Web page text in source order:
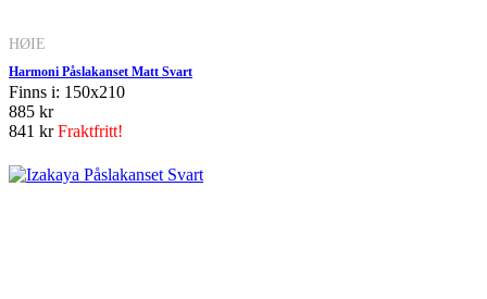
HØIE
Harmoni Påslakanset Matt Svart
Finns i: 150x210
885 kr
841 krFraktfritt!